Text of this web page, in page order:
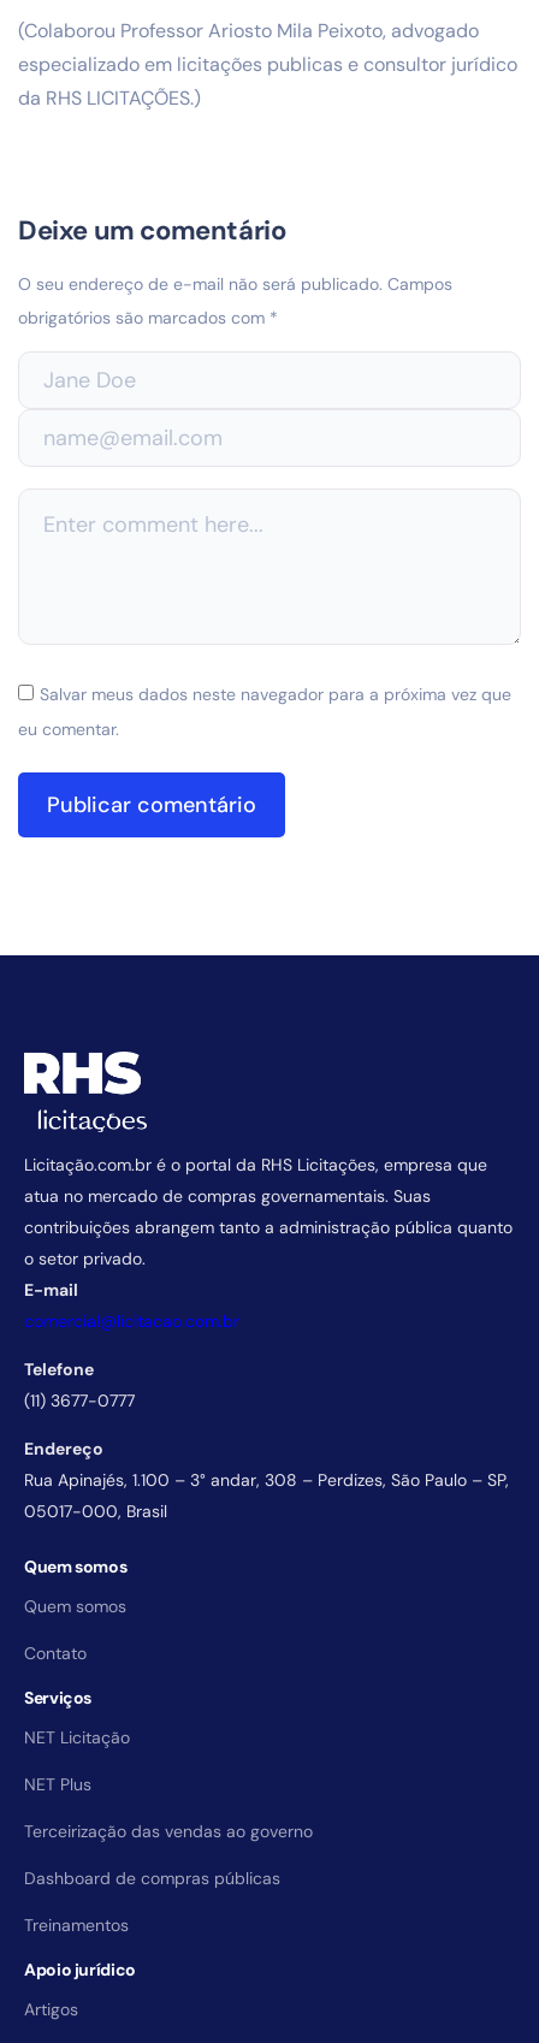
(Colaborou Professor Ariosto Mila Peixoto, advogado
especializado em licitações publicas e consultor jurídico
da RHS LICITAÇÕES.)
Deixe um comentário
O seu endereço de e-mail não será publicado. Campos
obrigatórios são marcados com *
Salvar meus dados neste navegador para a próxima vez que
eu comentar.
Licitação.com.br é o portal da RHS Licitações, empresa que
atua no mercado de compras governamentais. Suas
contribuições abrangem tanto a administração pública quanto
o setor privado.
E-mail
comercial@licitacao.com.br
Telefone
(11) 3677-0777
Endereço
Rua Apinajés, 1.100 – 3° andar, 308 – Perdizes, São Paulo – SP,
05017-000, Brasil
Quem somos
Quem somos
Contato
Serviços
NET Licitação
NET Plus
Terceirização das vendas ao governo
Dashboard de compras públicas
Treinamentos
Apoio jurídico
Artigos